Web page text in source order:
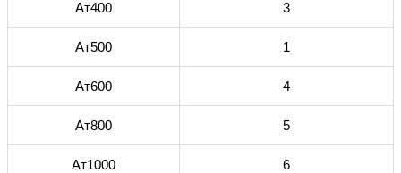
Ат400 3
Ат500 1
Ат600 4
Ат800 5
Ат1000 6